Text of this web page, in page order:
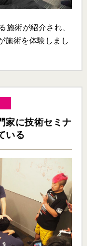
術が紹介され、
施術を体験しまし
家に技術セミナ
いる